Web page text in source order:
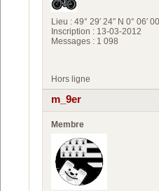
Lieu : 49° 29′ 24″ N 0° 06′
Inscription : 13-03-2012
Messages : 1 098
Hors ligne
m_9er
Membre